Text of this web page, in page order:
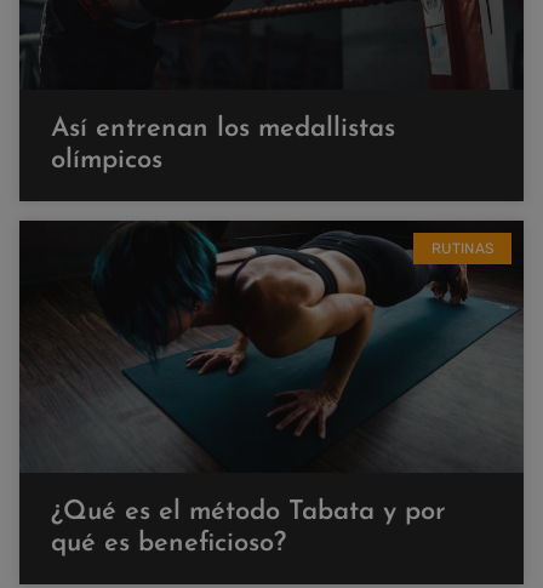
Así entrenan los medallistas
olímpicos
RUTINAS
¿Qué es el método Tabata y por
qué es beneficioso?